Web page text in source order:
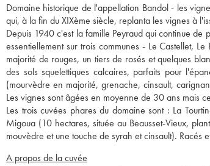
Domaine historique de l'appellation Bandol - les
qui, à la fin du XIXème siècle, replanta les vignes à
Depuis 1940 c'est la famille Peyraud qui continue
essentiellement sur trois communes - Le Castellet,
majorité de rouges, un tiers de rosés et quelques
des sols squelettiques calcaires, parfaits pour
(mourvèdre en majorité, grenache, cinsault,
Les vignes sont âgées en moyenne de 30 ans mais
Les trois cuvées phares du domaine sont : La
Migoua (10 hectares, située au Beausset-Vieux,
mouvèdre et une touche de syrah et cinsault). Racés
A propos de la cuvée